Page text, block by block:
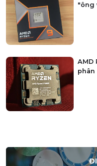
"ông
AMD
phân